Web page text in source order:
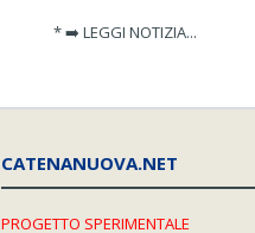
* ➡️ LEGGI NOTIZIA...
CATENANUOVA.NET
PROGETTO SPERIMENTALE